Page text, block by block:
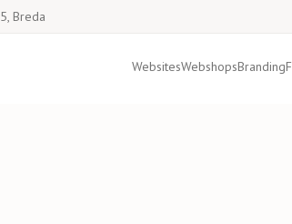
Breda
WebsitesWebshopsBranding